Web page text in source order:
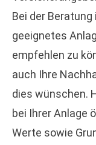
Bei der
geeignetes
empfehlen zu
auch Ihre
dies wünschen.
bei Ihrer Anlage
Werte sowie